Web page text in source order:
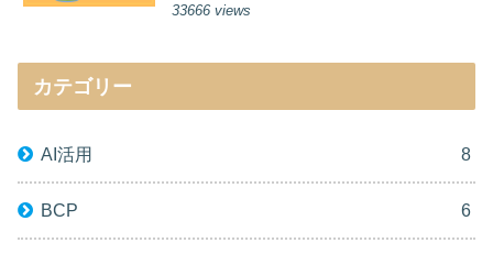
33666 views
カテゴリー
AI活用 8
BCP 6